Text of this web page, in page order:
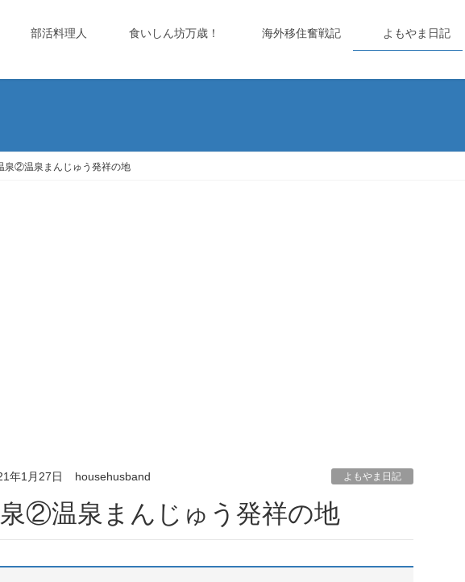
部活料理人 食いしん坊万歳！ 海外移住奮戦記 よもやま日記
泉②温泉まんじゅう発祥の地
年1月27日 househusband よもやま日記
泉②温泉まんじゅう発祥の地